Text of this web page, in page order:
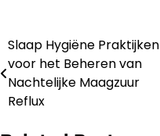
Post
navigation
Slaap Hygiëne Praktijken
voor het Beheren van
Nachtelijke Maagzuur
Reflux